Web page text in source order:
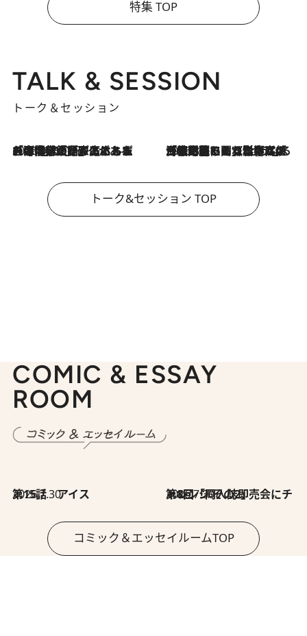
特集 TOP
TALK & SESSION
トーク＆セッション
2026.8.3
「今後値上げがあるとすれば…」「リスクがあるのは今年の冬」エネルギー専門家が語る、ホルムズ海峡封鎖が家庭にもたらす“ある心配” 2026.8.3
「住宅建てられない…」「サーチャージ料の高値が続いている」ホルムズ海峡封鎖による影響はいつまで続く？《エネルギー専門家に聞く“どうなる日本の暮らし”》
トーク&セッション TOP
COMIC & ESSAY
ROOM
2026.7.30
第15話 アイス 2026.7.30
第8回「同人誌即売会にチャレンジ その2」
コミック＆エッセイルームTOP